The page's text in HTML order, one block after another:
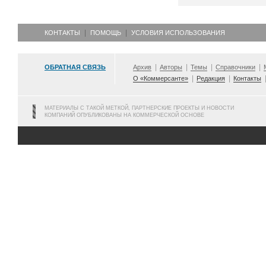
КОНТАКТЫ ПОМОЩЬ УСЛОВИЯ ИСПОЛЬЗОВАНИЯ
ОБРАТНАЯ СВЯЗЬ Архив Авторы Темы Справочники
О «Коммерсанте»
Редакция Контакты
МАТЕРИАЛЫ С ТАКОЙ МЕТКОЙ, ПАРТНЕРСКИЕ ПРОЕКТЫ И НОВОСТИ
КОМПАНИЙ ОПУБЛИКОВАНЫ НА КОММЕРЧЕСКОЙ ОСНОВЕ